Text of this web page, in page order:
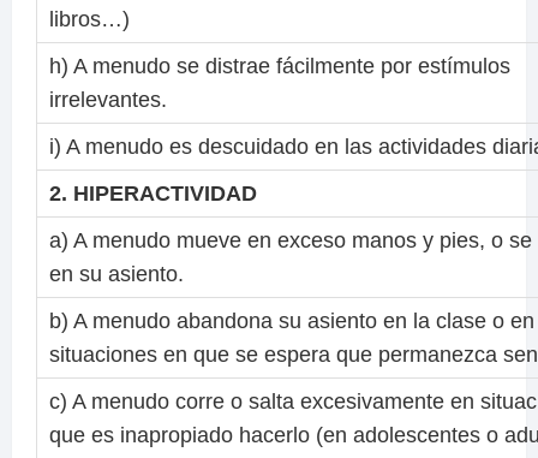
libros…)
h) A menudo se distrae fácilmente por estímulos
irrelevantes.
i) A menudo es descuidado en las actividades
2. HIPERACTIVIDAD
a) A menudo mueve en exceso manos y pies, o
en su asiento.
b) A menudo abandona su asiento en la clase o
situaciones en que se espera que permanezca
c) A menudo corre o salta excesivamente en
que es inapropiado hacerlo (en adolescentes o